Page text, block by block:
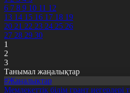
6 7 8 9 10 11 12
13 14 15 16 17 18 19
20 21 22 23 24 25 26
27 28 29 30
1
2
3
Танымал жаңалықтар
#Жаңалықтар
Мемлекеттік білім грант иегерлері